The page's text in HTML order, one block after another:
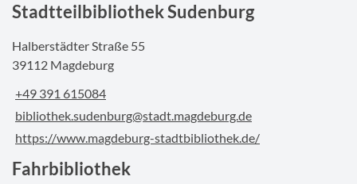
Stadtteilbibliothek Sudenburg
Halberstädter Straße 55
39112 Magdeburg
+49 391 615084
bibliothek.sudenburg@stadt.magdeburg.de
https://www.magdeburg-stadtbibliothek.de/
Fahrbibliothek